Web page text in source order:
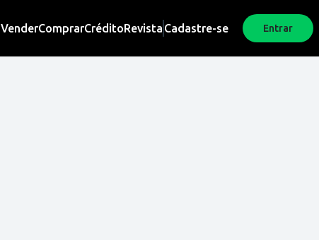
VenderComprarCréditoRevista Cadastre-se Entrar